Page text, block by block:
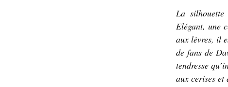
La
Elégant, une
aux lèvres, il
de fans de
tendresse
aux cerises et